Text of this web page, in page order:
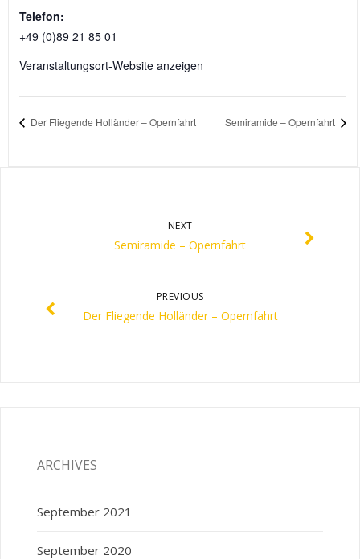
Telefon:
+49 (0)89 21 85 01
Veranstaltungsort-Website anzeigen
Der Fliegende Holländer – Opernfahrt Semiramide – Opernfahrt
NEXT
Semiramide – Opernfahrt
PREVIOUS
Der Fliegende Holländer – Opernfahrt
ARCHIVES
September 2021
September 2020